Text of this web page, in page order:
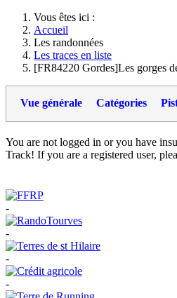
Vous êtes ici :
Accueil
Les randonnées
Les traces en liste
[FR84220 Gordes]Les gorges
Vue générale Catégories
You are not logged in or you have
Track! If you are a registered user,
-
-
-
-